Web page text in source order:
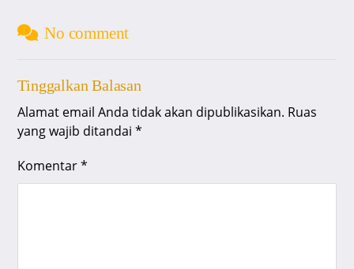
No comment
Tinggalkan Balasan
Alamat email Anda tidak akan dipublikasikan. Ruas
yang wajib ditandai*
Komentar*